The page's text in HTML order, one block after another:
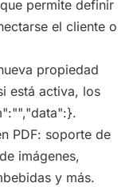
permite definir
el cliente o
propiedad
está activa, los
PDF: soporte de
imágenes,
y más.